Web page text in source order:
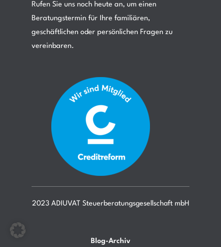
Rufen Sie uns noch heute an, um einen
Beratungstermin für Ihre familiären,
geschäftlichen oder persönlichen Fragen zu
vereinbaren.
2023 ADIUVAT Steuerberatungsgesellschaft mbH
Blog-Archiv